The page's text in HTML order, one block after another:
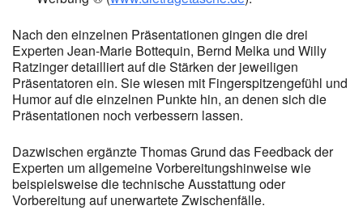
Nach den einzelnen Präsentationen gingen die drei
Experten Jean-Marie Bottequin, Bernd Melka und Willy
Ratzinger detailliert auf die Stärken der jeweiligen
Präsentatoren ein. Sie wiesen mit Fingerspitzengefühl und
Humor auf die einzelnen Punkte hin, an denen sich die
Präsentationen noch verbessern lassen.
Dazwischen ergänzte Thomas Grund das Feedback der
Experten um allgemeine Vorbereitungshinweise wie
beispielsweise die technische Ausstattung oder
Vorbereitung auf unerwartete Zwischenfälle.